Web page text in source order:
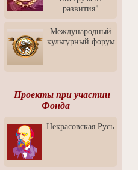
Зураба Церетели
Пресс-конференция к
открытию выставки Зураба
Церетели
Фестиваль уличной
Отчётный концерт детского
театра танца "Задоринка"
Профессионалов - Эпизод
3: Обусловленности
человека и их влияние на
карьеру
развития"
Международный
культурный форум
Проекты при участии
Фонда
Некрасовская Русь